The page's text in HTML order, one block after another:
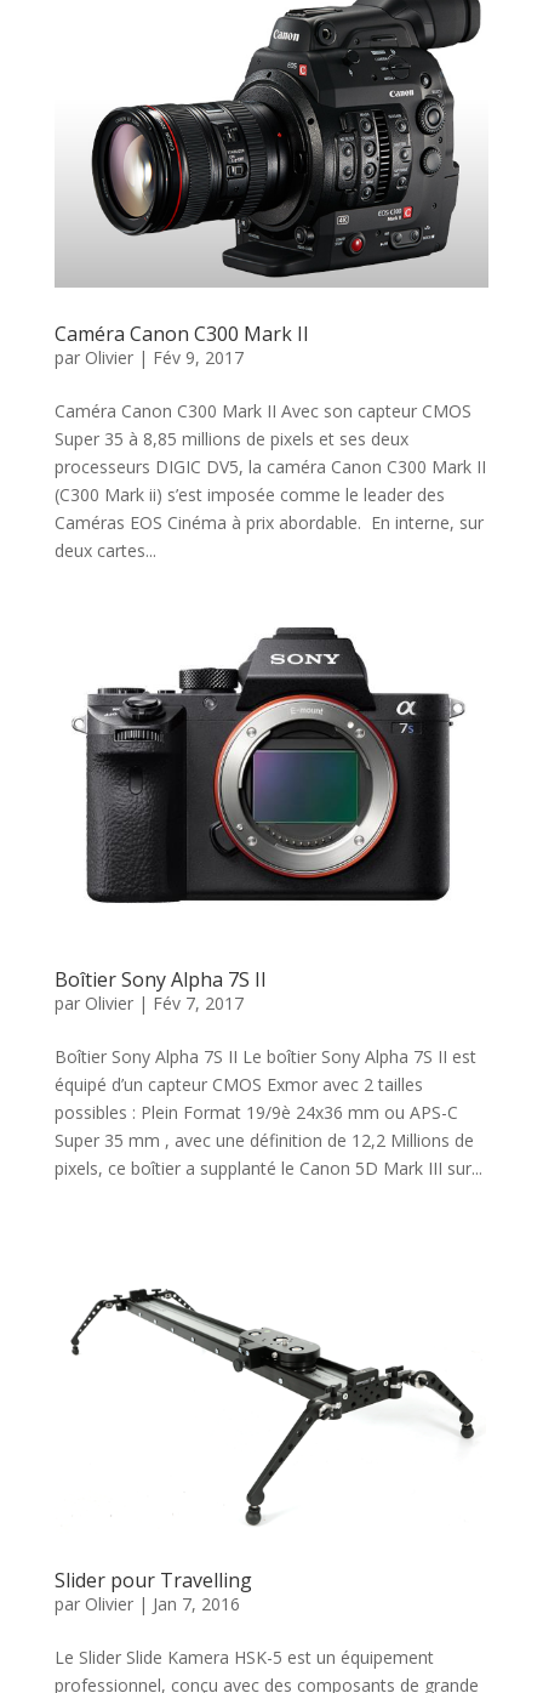
Caméra Canon C300 Mark II
par Olivier| Fév 9, 2017
Caméra Canon C300 Mark II Avec son capteur CMOS
Super 35 à 8,85 millions de pixels et ses deux
processeurs DIGIC DV5, la caméra Canon C300 Mark II
(C300 Mark ii) s’est imposée comme le leader des
Caméras EOS Cinéma à prix abordable. En interne, sur
deux cartes...
Boîtier Sony Alpha 7S II
par Olivier| Fév 7, 2017
Boîtier Sony Alpha 7S II Le boîtier Sony Alpha 7S II est
équipé d’un capteur CMOS Exmor avec 2 tailles
possibles : Plein Format 19/9è 24x36 mm ou APS-C
Super 35 mm , avec une définition de 12,2 Millions de
pixels, ce boîtier a supplanté le Canon 5D Mark III sur...
Slider pour Travelling
par Olivier| Jan 7, 2016
Le Slider Slide Kamera HSK-5 est un équipement
professionnel, conçu avec des composants de grande